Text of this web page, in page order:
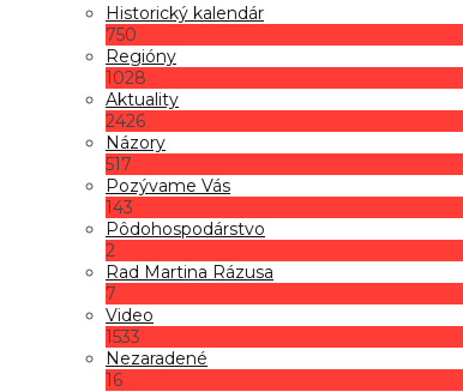
Historický kalendár
750
Regióny
1028
Aktuality
2426
Názory
517
Pozývame Vás
143
Pôdohospodárstvo
2
Rad Martina Rázusa
7
Video
1533
Nezaradené
16